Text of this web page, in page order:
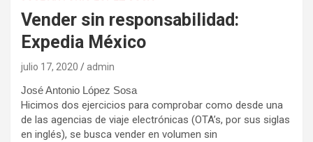
Vender sin responsabilidad:
Expedia México
julio 17, 2020 admin
José Antonio López Sosa
Hicimos dos ejercicios para comprobar como desde una
de las agencias de viaje electrónicas (OTA’s, por sus siglas
en inglés), se busca vender en volumen sin